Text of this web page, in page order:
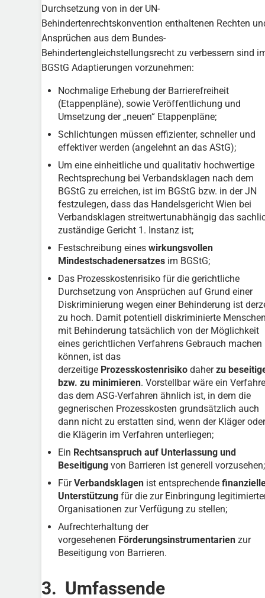
Durchsetzung von in der UN-
Behindertenrechtskonvention enthaltenen Rechten
Ansprüchen aus dem Bundes-
Behindertengleichstellungsrecht zu verbessern sind
BGStG Adaptierungen vorzunehmen:
Nochmalige Erhebung der Barrierefreiheit
(Etappenpläne), sowie Veröffentlichung und
Umsetzung der „neuen“ Etappenpläne;
Schlichtungen müssen effizienter, schneller und
effektiver werden (angelehnt an das AStG);
Um eine einheitliche und qualitativ hochwertige
Rechtsprechung bei Verbandsklagen nach dem
BGStG zu erreichen, ist im BGStG bzw. in der JN
festzulegen, dass das Handelsgericht Wien bei
Verbandsklagen streitwertunabhängig das
zuständige Gericht 1. Instanz ist;
Festschreibung eines wirkungsvollen
Mindestschadenersatzesim BGStG;
Das Prozesskostenrisiko für die gerichtliche
Durchsetzung von Ansprüchen auf Grund einer
Diskriminierung wegen einer Behinderung ist
zu hoch. Damit potentiell diskriminierte
mit Behinderung tatsächlich von der Möglichkeit
eines gerichtlichen Verfahrens Gebrauch machen
können, ist das
derzeitige Prozesskostenrisiko daherzu
bzw. zu minimieren. Vorstellbar wäre ein
das dem ASG-Verfahren ähnlich ist, in dem die
gegnerischen Prozesskosten grundsätzlich auch
dann nicht zu erstatten sind, wenn der Kläger oder
die Klägerin im Verfahren unterliegen;
Ein Rechtsanspruch auf Unterlassung und
Beseitigungvon Barrieren ist generell vorzusehen;
FürVerbandsklagen ist entsprechende
Unterstützungfür die zur Einbringung
Organisationen zur Verfügung zu stellen;
Aufrechterhaltung der
vorgesehenen Förderungsinstrumentarienzur
Beseitigung von Barrieren.
3. Umfassende